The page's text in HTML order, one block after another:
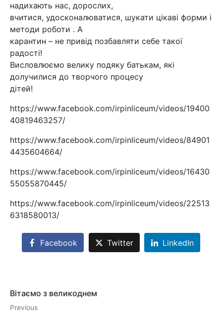
надихають нас, дорослих,
вчитися, удосконалюватися, шукати цікаві форми і
методи роботи . А
карантин – не привід позбавляти себе такої
радості!
Висловлюємо велику подяку батькам, які
долучилися до творчого процесу
дітей!
https://www.facebook.com/irpinliceum/videos/19400
40819463257/
https://www.facebook.com/irpinliceum/videos/84901
4435604664/
https://www.facebook.com/irpinliceum/videos/16430
55055870445/
https://www.facebook.com/irpinliceum/videos/22513
6318580013/
Facebook Twitter LinkedIn
Вітаємо з великоднем
Previous